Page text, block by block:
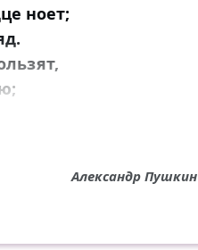
ноет;
Александр Пушкин